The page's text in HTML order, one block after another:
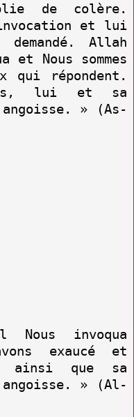
de colère.
et lui
Allah
et Nous sommes
qui répondent.
lui et sa
» (As-
invoqua
exaucé et
ainsi que sa
» (Al-